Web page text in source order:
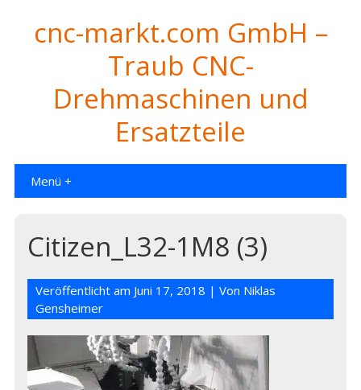
cnc-markt.com GmbH –
Traub CNC-
Drehmaschinen und
Ersatzteile
Menü +
Citizen_L32-1M8 (3)
Veröffentlicht am Juni 17, 2018 | Von Niklas
Gensheimer